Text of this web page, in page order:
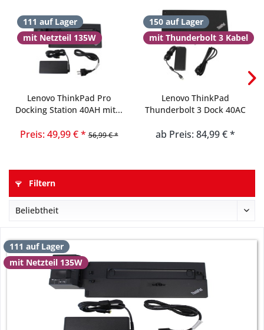
111 auf Lager
mit Netzteil 135W
Lenovo ThinkPad Pro
Docking Station 40AH mit...
Preis: 49,99 € * 56,99 € *
150 auf Lager
mit Thunderbolt 3 Kabel
Lenovo ThinkPad
Thunderbolt 3 Dock 40AC
ab Preis: 84,99 € *
Filtern
111 auf Lager
mit Netzteil 135W